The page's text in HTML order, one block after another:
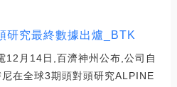
研究最終數據出爐_BTK
12月14日,百濟神州公布,公司自
在全球3期頭對頭研究ALPINE